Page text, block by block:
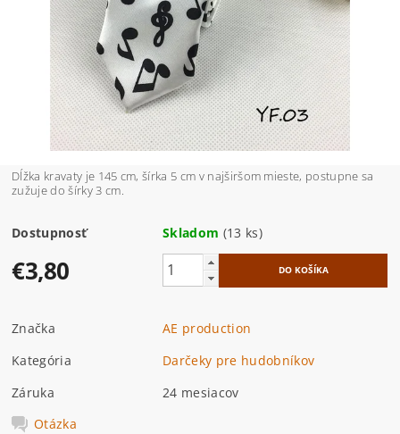
Dĺžka kravaty je 145 cm, šírka 5 cm v najširšom mieste, postupne sa
zužuje do šírky 3 cm.
Dostupnosť Skladom (13 ks)
€3,80
Značka
AE production
Kategória
Darčeky pre hudobníkov
Záruka
24 mesiacov
Otázka